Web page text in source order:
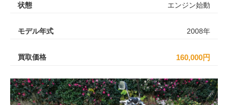
状態 エンジン始動
モデル年式 2008年
買取価格 160,000円